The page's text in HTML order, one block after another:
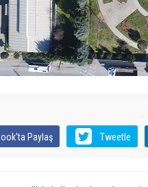
Paylaş Tweetle